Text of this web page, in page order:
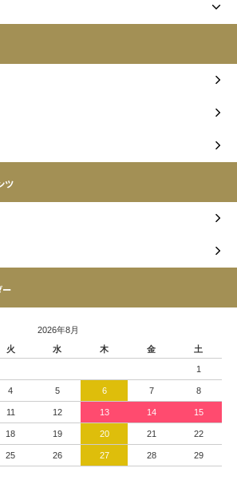
ツ
ー
2026年8月
火 水 木 金 土
1
4 5 6 7 8
11 12 13 14 15
18 19 20 21 22
25 26 27 28 29